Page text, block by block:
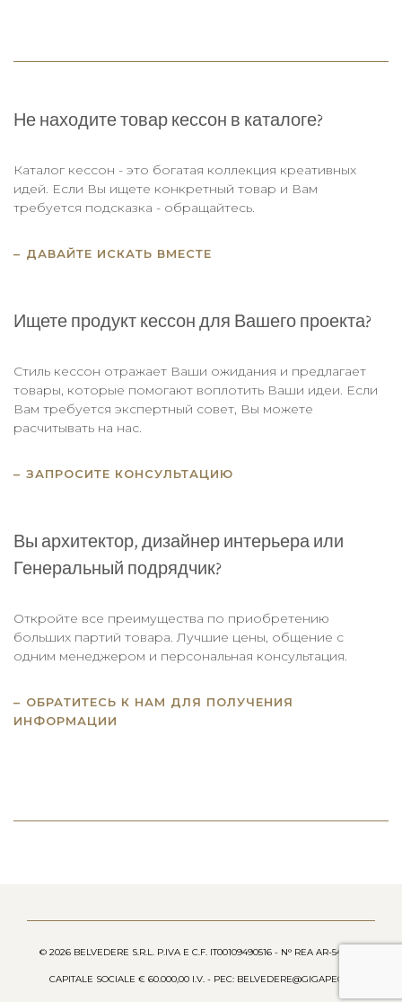
Не находите товар кессон в каталоге?
Каталог кессон - это богатая коллекция креативных
идей. Если Вы ищете конкретный товар и Вам
требуется подсказка - обращайтесь.
ДАВАЙТЕ ИСКАТЬ ВМЕСТЕ
Ищете продукт кессон для Вашего проекта?
Стиль кессон отражает Ваши ожидания и предлагает
товары, которые помогают воплотить Ваши идеи. Если
Вам требуется экспертный совет, Вы можете
расчитывать на нас.
ЗАПРОСИТЕ КОНСУЛЬТАЦИЮ
Вы архитектор, дизайнер интерьера или
Генеральный подрядчик?
Откройте все преимущества по приобретению
больших партий товара. Лучшие цены, общение с
одним менеджером и персональная консультация.
ОБРАТИТЕСЬ К НАМ ДЛЯ ПОЛУЧЕНИЯ
ИНФОРМАЦИИ
© 2026 BELVEDERE S.R.L. P.IVA E C.F. IT00109490516 - N° REA AR-54658 -
CAPITALE SOCIALE € 60.000,00 I.V. - PEC: BELVEDERE@GIGAPEC.IT